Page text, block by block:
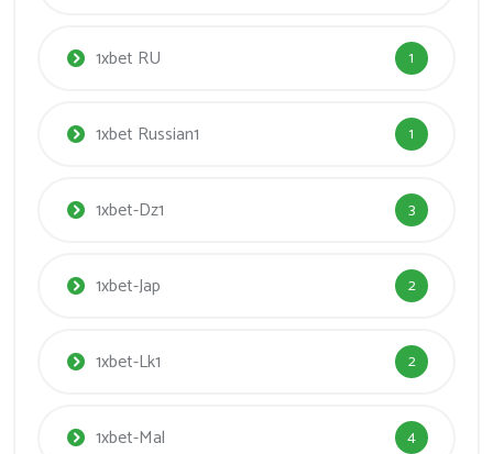
1xbet RU 1
1xbet Russian1 1
1xbet-Dz1 3
1xbet-Jap 2
1xbet-Lk1 2
1xbet-Mal 4